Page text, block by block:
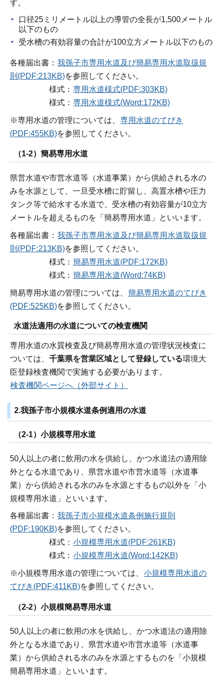
す。
口径25ミリメートル以上の導管の全長が1,500メートル
以下のもの
受水槽の有効容量の合計が100立方メートル以下のもの
各種届出書： 我孫子市専用水道及び簡易専用水道取扱規
則(PDF:213KB)を参照してください。
様式： 専用水道様式(PDF:303KB)
様式： 専用水道様式(Word:172KB)
※専用水道の管理については、 専用水道のてびき
(PDF:455KB)を参照してください。
（1-2）簡易専用水道
県営水道や市営水道等（水道事業）から供給される水の
みを水源として、一旦受水槽に貯留し、高置水槽や圧力
タンク等で給水する水道で、受水槽の有効容量が10立方
メートルを超えるものを「簡易専用水道」といいます。
各種届出書： 我孫子市専用水道及び簡易専用水道取扱規
則(PDF:213KB)を参照してください。
様式： 簡易専用水道(PDF:172KB)
様式： 簡易専用水道(Word:74KB)
簡易専用水道の管理については、 簡易専用水道のてびき
(PDF:525KB)を参照してください。
水道法適用の水道についての検査機関
専用水道の水質検査及び簡易専用水道の管理状況検査に
ついては、 千葉県を営業区域として登録している環境大
臣登録検査機関で実施する必要があります。
検査機関ページへ（外部サイト）
2.我孫子市小規模水道条例適用の水道
（2-1）小規模専用水道
50人以上の者に飲用の水を供給し、かつ水道法の適用除
外となる水道であり、県営水道や市営水道等（水道事
業）から供給される水のみを水源とするもの以外を「小
規模専用水道」といいます。
各種届出書： 我孫子市小規模水道条例施行規則
(PDF:190KB)を参照してください。
様式： 小規模専用水道(PDF:261KB)
様式： 小規模専用水道(Word:142KB)
※小規模専用水道の管理については、 小規模専用水道の
てびき(PDF:411KB)を参照してください。
（2-2）小規模簡易専用水道
50人以上の者に飲用の水を供給し、かつ水道法の適用除
外となる水道であり、県営水道や市営水道等（水道事
業）から供給される水のみを水源とするものを「小規模
簡易専用水道」といいます。